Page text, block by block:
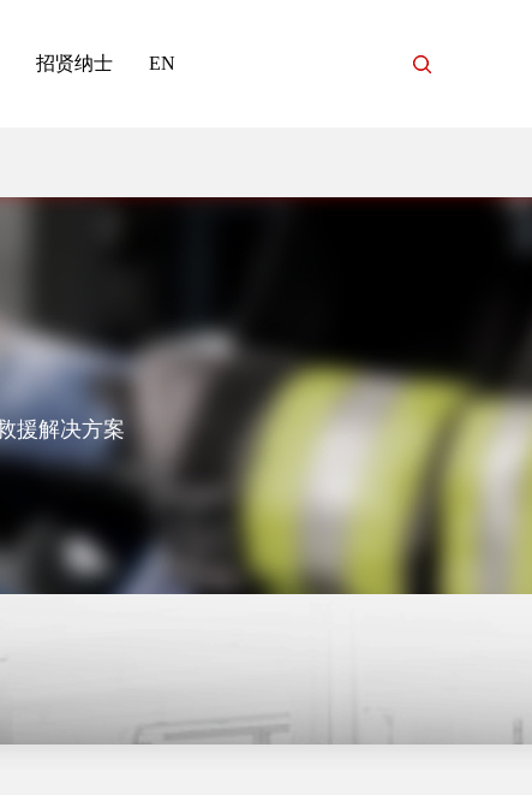
招贤纳士 EN
援解决方案